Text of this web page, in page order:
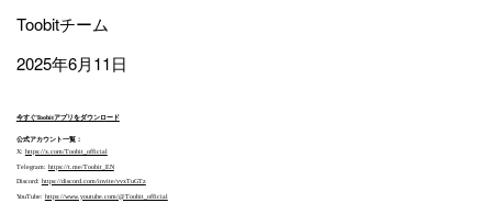
Toobitチーム
2025年6月11日
今すぐToobitアプリをダウンロード
公式アカウント一覧：
X:
https://x.com/Toobit_official
Telegram: https://t.me/Toobit_EN
Discord: https://discord.com/invite/vvxTuGTz
YouTube: https://www.youtube.com/@Toobit_official